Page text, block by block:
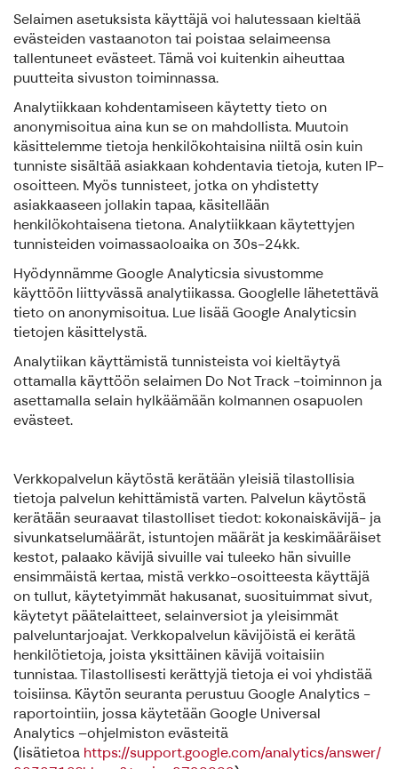
Selaimen asetuksista käyttäjä voi halutessaan kieltää
evästeiden vastaanoton tai poistaa selaimeensa
tallentuneet evästeet. Tämä voi kuitenkin aiheuttaa
puutteita sivuston toiminnassa.
Analytiikkaan kohdentamiseen käytetty tieto on
anonymisoitua aina kun se on mahdollista. Muutoin
käsittelemme tietoja henkilökohtaisina niiltä osin kuin
tunniste sisältää asiakkaan kohdentavia tietoja, kuten IP-
osoitteen. Myös tunnisteet, jotka on yhdistetty
asiakkaaseen jollakin tapaa, käsitellään
henkilökohtaisena tietona. Analytiikkaan käytettyjen
tunnisteiden voimassaoloaika on 30s-24kk.
Hyödynnämme Google Analyticsia sivustomme
käyttöön liittyvässä analytiikassa. Googlelle lähetettävä
tieto on anonymisoitua. Lue lisää Google Analyticsin
tietojen käsittelystä.
Analytiikan käyttämistä tunnisteista voi kieltäytyä
ottamalla käyttöön selaimen Do Not Track -toiminnon ja
asettamalla selain hylkäämään kolmannen osapuolen
evästeet.
Verkkopalvelun käytöstä kerätään yleisiä tilastollisia
tietoja palvelun kehittämistä varten. Palvelun käytöstä
kerätään seuraavat tilastolliset tiedot: kokonaiskävijä- ja
sivunkatselumäärät, istuntojen määrät ja keskimääräiset
kestot, palaako kävijä sivuille vai tuleeko hän sivuille
ensimmäistä kertaa, mistä verkko-osoitteesta käyttäjä
on tullut, käytetyimmät hakusanat, suosituimmat sivut,
käytetyt päätelaitteet, selainversiot ja yleisimmät
palveluntarjoajat. Verkkopalvelun kävijöistä ei kerätä
henkilötietoja, joista yksittäinen kävijä voitaisiin
tunnistaa. Tilastollisesti kerättyjä tietoja ei voi yhdistää
toisiinsa. Käytön seuranta perustuu Google Analytics -
raportointiin, jossa käytetään Google Universal
Analytics –ohjelmiston evästeitä
(lisätietoa https://support.google.com/analytics/answer/